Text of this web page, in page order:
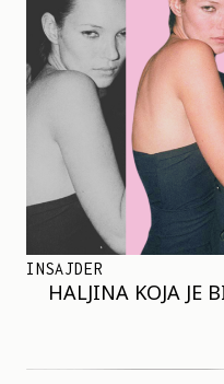
INSAJDER
HALJINA KOJA JE